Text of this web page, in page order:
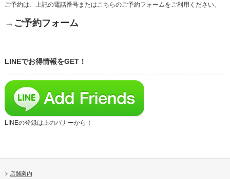
ご予約は、上記の電話番号またはこちらのご予約フォームをご利用ください。
→ご予約フォーム
LINEでお得情報をGET！
LINEの登録は上のバナーから！
店舗案内